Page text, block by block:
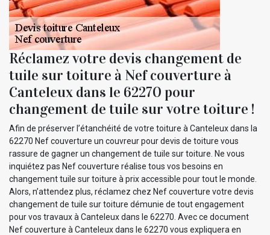
Réclamez votre devis changement de
tuile sur toiture à Nef couverture à
Canteleux dans le 62270 pour
changement de tuile sur votre toiture !
Afin de préserver l’étanchéité de votre toiture à Canteleux dans la
62270 Nef couverture un couvreur pour devis de toiture vous
rassure de gagner un changement de tuile sur toiture. Ne vous
inquiétez pas Nef couverture réalise tous vos besoins en
changement tuile sur toiture à prix accessible pour tout le monde.
Alors, n’attendez plus, réclamez chez Nef couverture votre devis
changement de tuile sur toiture démunie de tout engagement
pour vos travaux à Canteleux dans le 62270. Avec ce document
Nef couverture à Canteleux dans le 62270 vous expliquera en